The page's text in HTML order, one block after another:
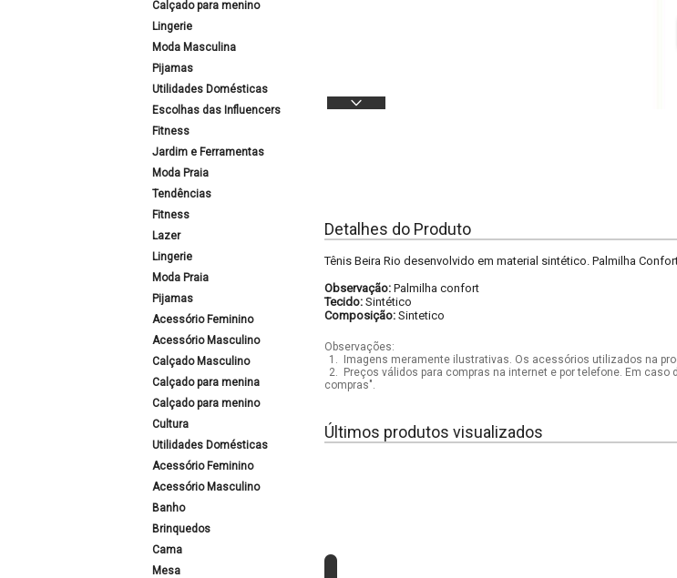
Calçado para menino
Lingerie
Moda Masculina
Pijamas
Utilidades Domésticas
Escolhas das Influencers
Fitness
Jardim e Ferramentas
Moda Praia
Tendências
Fitness
Lazer
Lingerie
Moda Praia
Pijamas
Acessório Feminino
Acessório Masculino
Calçado Masculino
Calçado para menina
Calçado para menino
Cultura
Utilidades Domésticas
Acessório Feminino
Acessório Masculino
Banho
Brinquedos
Cama
Mesa
Detalhes do Produto
Tênis Beira Rio desenvolvido em material sintético. Palmilha
Observação: Palmilha confort
Tecido: Sintético
Composição: Sintetico
Observações:
1.
Imagens meramente ilustrativas. Os acessórios utilizados na
2.
Preços válidos para compras na internet e por telefone. Em
compras".
Últimos produtos visualizados